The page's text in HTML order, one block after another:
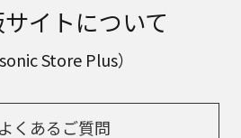
イトについて
Store Plus）
よくあるご質問